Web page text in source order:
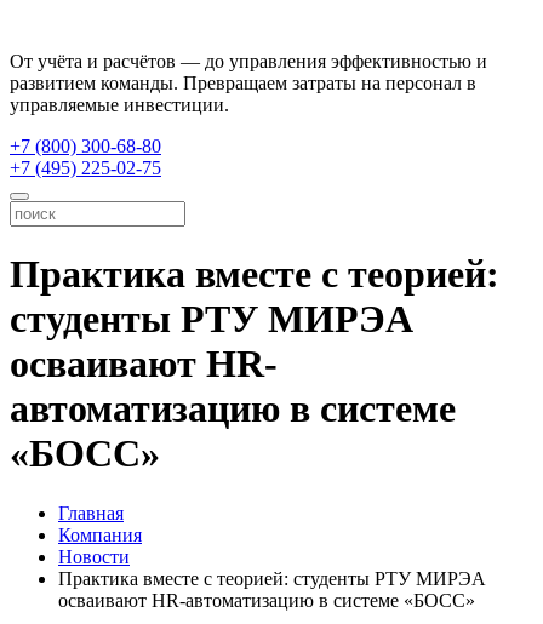
От учёта и расчётов — до управления эффективностью и
развитием команды. Превращаем затраты на персонал в
управляемые инвестиции.
+7 (800) 300-68-80
+7 (495) 225-02-75
Практика вместе с теорией:
студенты РТУ МИРЭА
осваивают HR-
автоматизацию в системе
«БОСС»
Главная
Компания
Новости
Практика вместе с теорией: студенты РТУ МИРЭА
осваивают HR-автоматизацию в системе «БОСС»